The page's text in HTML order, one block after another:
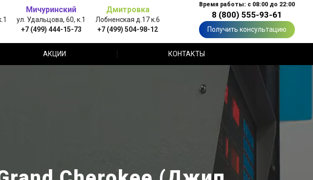
Мичуринский
ул. Удальцова, 60, к.1
+7 (499) 444-15-73
Дмитровка
Лобненская д.17 к.6
+7 (499) 504-98-12
Время работы: с 08:00 до 22:00
8 (800) 555-93-61
Получить консультацию
АКЦИИ КОНТАКТЫ